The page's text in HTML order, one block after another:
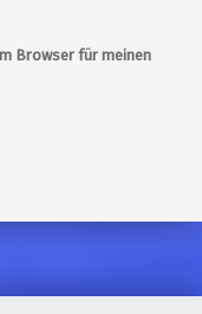
Browser für meinen